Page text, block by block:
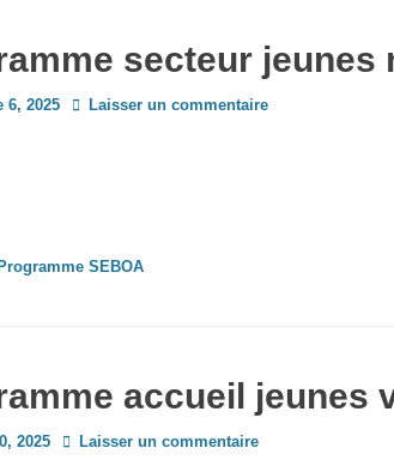
secteur jeunes
6, 2025 Laisser un commentaire
Programme SEBOA
accueil jeunes
2025 Laisser un commentaire